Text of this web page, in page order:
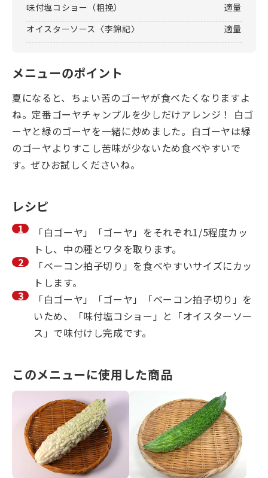
味付塩コショー（粗挽）
適量
オイスターソース〈李錦記〉
適量
メニューのポイント
夏になると、ちょい苦のゴーヤが食べたくなりますよ
ね。定番ゴーヤチャンプルを少しだけアレンジ！ 白ゴ
ーヤと緑のゴーヤを一緒に炒めました。白ゴーヤは緑
のゴーヤよりすこし苦味が少ないため食べやすいで
す。ぜひお試しくださいね。
レシピ
「白ゴーヤ」「ゴーヤ」をそれぞれ1/5程度カッ
トし、中の種とワタを取ります。
「ベーコン拍子切り」を食べやすいサイズにカッ
トします。
「白ゴーヤ」「ゴーヤ」「ベーコン拍子切り」を
いため、「味付塩コショー」と「オイスターソー
ス」で味付けし完成です。
このメニューに使用した商品